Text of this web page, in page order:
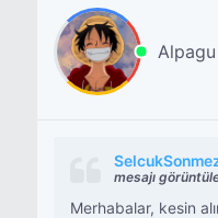
Alpagu
mesajı
Merhabalar, kesin